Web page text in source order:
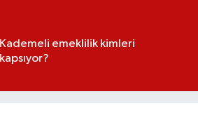
Kademeli emeklilik kimleri
kapsıyor?